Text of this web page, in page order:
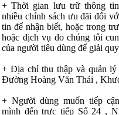
+ Thời gian lưu trữ thông
nhiều chính sách ưu đãi đối
tin để nhận biết, hoặc trong
hoặc dịch vụ do chúng tôi
của người tiêu dùng để giải
+ Địa chỉ thu thập và quản
Đường Hoàng Văn Thái ,
+ Người dùng muốn tiếp
mình đến trực tiếp Số 24 ,